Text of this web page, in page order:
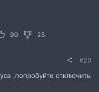
90 25
#20
,попробуйте отключить